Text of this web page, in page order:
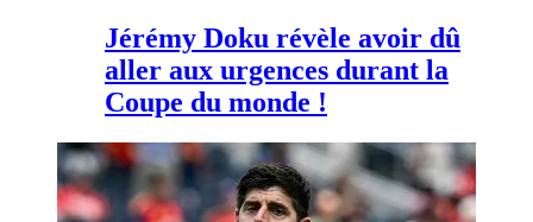
Jérémy Doku révèle avoir dû
aller aux urgences durant la
Coupe du monde !